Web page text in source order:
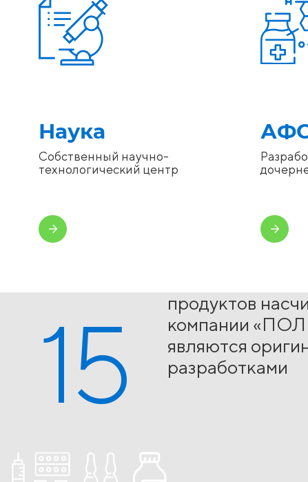
Наука
Собственный научно-
технологический центр
15
продуктов
компании
являются
разработками